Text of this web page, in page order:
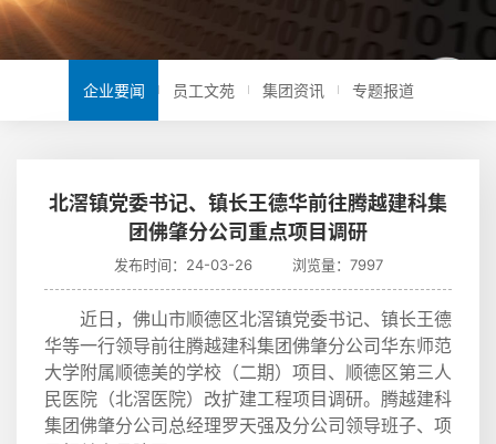
企业要闻 员工文苑 集团资讯 专题报道
北滘镇党委书记、镇长王德华前往腾越建科集
团佛肇分公司重点项目调研
发布时间：24-03-26 浏览量：7997
近日，佛山市顺德区北滘镇党委书记、镇长王德
华等一行领导前往腾越建科集团佛肇分公司华东师范
大学附属顺德美的学校（二期）项目、顺德区第三人
民医院（北滘医院）改扩建工程项目调研。腾越建科
集团佛肇分公司总经理罗天强及分公司领导班子、项